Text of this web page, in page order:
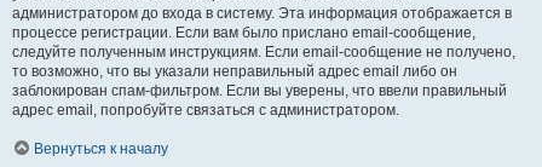
администратором до входа в систему. Эта информация отображается в
процессе регистрации. Если вам было прислано email-сообщение,
следуйте полученным инструкциям. Если email-сообщение не получено,
то возможно, что вы указали неправильный адрес email либо он
заблокирован спам-фильтром. Если вы уверены, что ввели правильный
адрес email, попробуйте связаться с администратором.
Вернуться к началу